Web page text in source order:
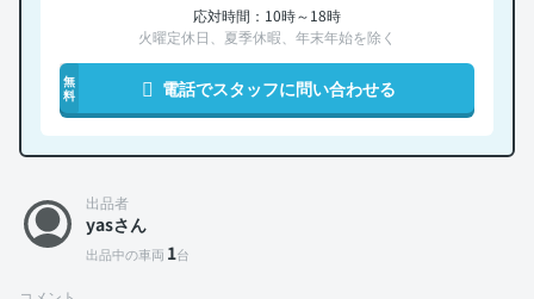
応対時間：10時～18時
火曜定休日、夏季休暇、年末年始を除く
無
料
電話でスタッフに問い合わせる
出品者
yasさん
出品中の車両 1台